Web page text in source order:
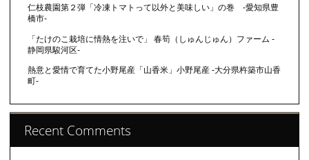
仁枝農園第２弾「冷凍トマトって以外と美味しい」の巻 -愛知県豊
橋市-
「たけのこ栽培に情熱を注いで」 春筍（しゅんじゅん）ファーム -
静岡県駿河区-
熱意と愛情で育てた小野尾産「山香米」小野尾産 -大分県杵築市山香
町-
Recent Comments